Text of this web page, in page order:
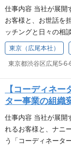
求められます。お客
在籍しています。今
業務についてはOJT
してのスキルを身に
看護サービスの重要
に、組織拡大の為の
は日比谷線広尾駅徒
NK ROOMやオンラ
シーンにて好みのド
ンを取りながら仕事
ができる方 ・立ち居
スに携わった経験 ・
務管理グループ正社
ます。コミュニケー
籍しています。今ま
務についてはOJT体
てのスキルを身に付
比谷線広尾駅徒歩2
ROOMやオンライン
ンにて好みのドリン
人的なスキルに依存
担当2名）
仕事内容 当社が展開
お客様と、お世話を
ッチングと日々の相
（ベビーシッター）
応じたナニーのマッ
ンラインまたはご訪
提案 ・上記業務の業
問） ・社会人とし
xcel、Word） ・電
スク業務に抵抗のな
温かい対応ができる
て柔軟な判断ができ
東京（広尾本社）
東京都渋谷区広尾5-
【コーディネ
ター事業の組織
仕事内容 当社が展開
れるお客様と、ナニ
う「コーディネータ